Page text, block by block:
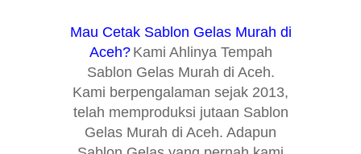
Mau Cetak Sablon Gelas Murah di
Aceh? Kami Ahlinya Tempah
Sablon Gelas Murah di Aceh.
Kami berpengalaman sejak 2013,
telah memproduksi jutaan Sablon
Gelas Murah di Aceh. Adapun